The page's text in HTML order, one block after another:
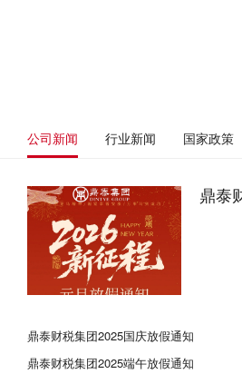
公司新闻 行业新闻 国家政策
鼎泰财税集团2025国庆放假通知
鼎泰财税集团2025端午放假通知